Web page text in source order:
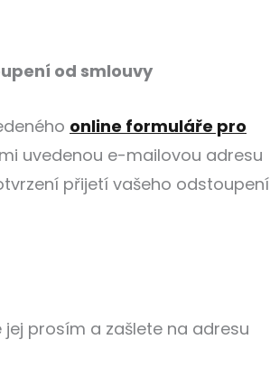
od smlouvy
online formuláře pro
uvedenou e-mailovou adresu
přijetí vašeho odstoupení
prosím a zašlete na adresu